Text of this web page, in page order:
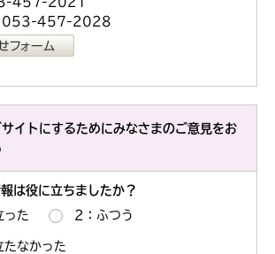
：053-457-2028
イトにするためにみなさまのご意見をお
は役に立ちましたか？
った 2：ふつう
なかった